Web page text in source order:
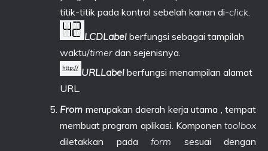
titik-titik pada kontrol sebelah kanan di-click.
LCDLabel berfungsi sebagai tampilah
waktu/timer dan sejenisnya.
URLLabel berfungsi menampilan alamat
URL.
From merupakan daerah kerja utama , tempat
membuat program aplikasi. Komponen toolbox
diletakkan pada form sesuai dengan